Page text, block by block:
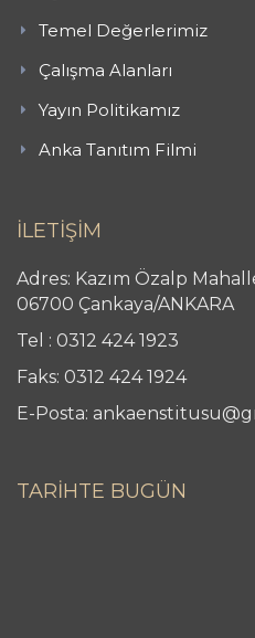
Temel Değerlerimiz
Çalışma Alanları
Yayın Politikamız
Anka Tanıtım Filmi
İLETİŞİM
Adres: Kazım Özalp
06700 Çankaya/ANKARA
Tel : 0312 424 1923
Faks: 0312 424 1924
E-Posta:
TARİHTE BUGÜN